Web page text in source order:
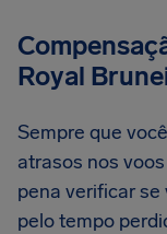
Royal
Sempre que
atrasos nos
pena verificar
pelo tempo